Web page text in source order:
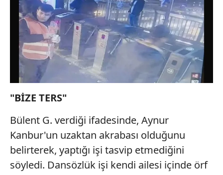
"BİZE TERS"
Bülent G. verdiği ifadesinde, Aynur
Kanbur'un uzaktan akrabası olduğunu
belirterek, yaptığı işi tasvip etmediğini
söyledi. Dansözlük işi kendi ailesi içinde örf